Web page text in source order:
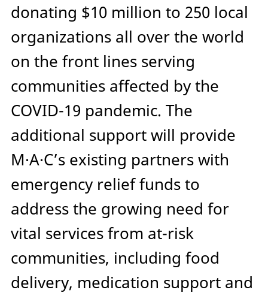
donating $10 million to 250 local
organizations all over the world
on the front lines serving
communities affected by the
COVID-19 pandemic. The
additional support will provide
M·A·C’s existing partners with
emergency relief funds to
address the growing need for
vital services from at-risk
communities, including food
delivery, medication support and